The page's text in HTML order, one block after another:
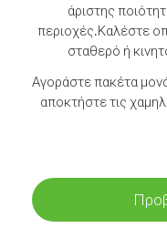
άριστης
περιοχές.Καλέστε
σταθερό ή
Αγοράστε πακέτα
αποκτήστε τις